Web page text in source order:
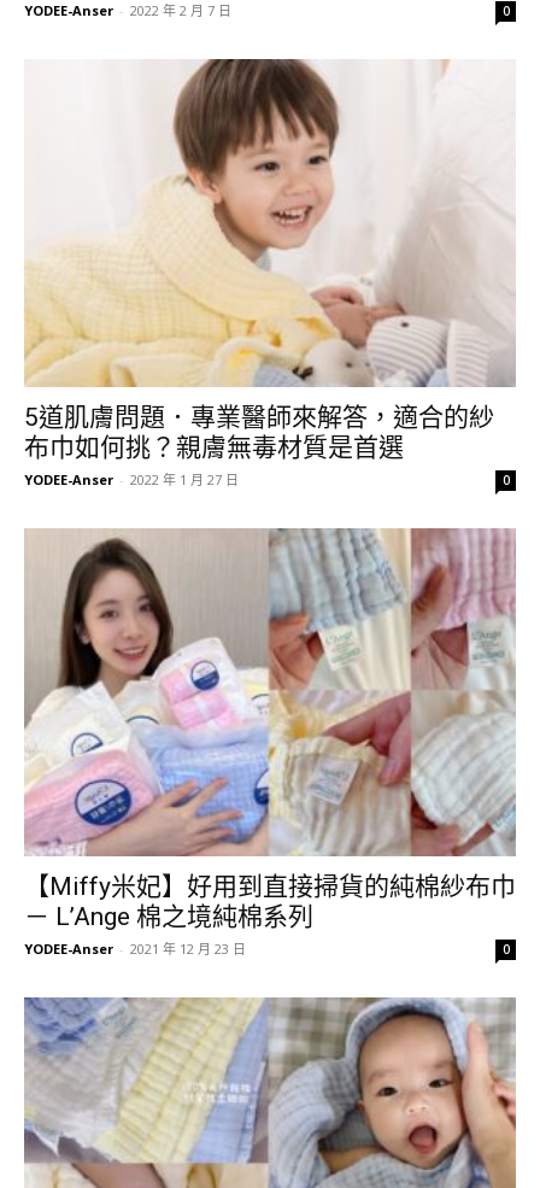
YODEE-Anser - 2022 年 2 月 7 日 0
5道肌膚問題．專業醫師來解答，適合的紗
布巾如何挑？親膚無毒材質是首選
YODEE-Anser - 2022 年 1 月 27 日 0
【Miffy米妃】好用到直接掃貨的純棉紗布巾
－ L’Ange 棉之境純棉系列
YODEE-Anser - 2021 年 12 月 23 日 0